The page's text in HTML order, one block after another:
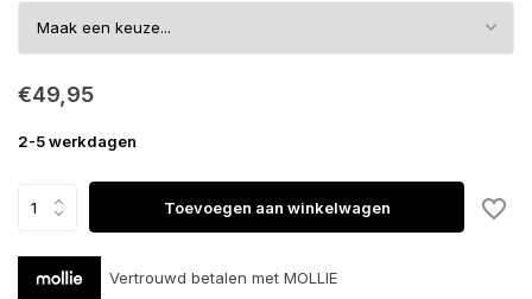
€49,95
2-5 werkdagen
Toevoegen aan winkelwagen
Vertrouwd betalen met MOLLIE